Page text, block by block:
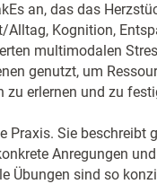
an, das das
Alltag, Kognition,
multimodalen
genutzt, um
zu erlernen und zu
Praxis. Sie beschreibt
Anregungen
Übungen sind so